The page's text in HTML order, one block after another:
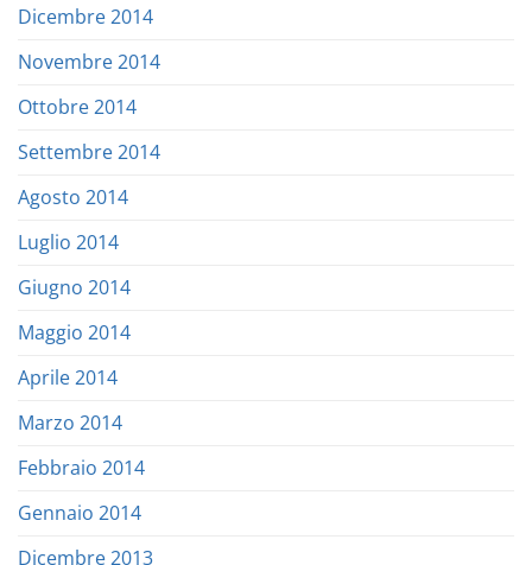
Dicembre 2014
Novembre 2014
Ottobre 2014
Settembre 2014
Agosto 2014
Luglio 2014
Giugno 2014
Maggio 2014
Aprile 2014
Marzo 2014
Febbraio 2014
Gennaio 2014
Dicembre 2013